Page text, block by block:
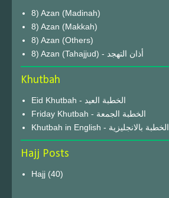
8) Azan (Madinah)
8) Azan (Makkah)
8) Azan (Others)
8) Azan (Tahajjud) - أذان التهجد
Khutbah
Eid Khutbah - الخطبة العيد
Friday Khutbah - الخطبة الجمعة
Khutbah in English - الخطبة بالانجليزية
Hajj Posts
Hajj (40)